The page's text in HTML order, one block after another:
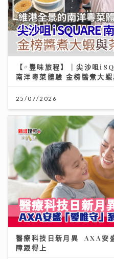
【#豐味旅程】｜尖沙咀
南洋粵菜體驗 金榜醬煮大
25/07/2026
醫療科技日新月異 AXA安
障跟得上